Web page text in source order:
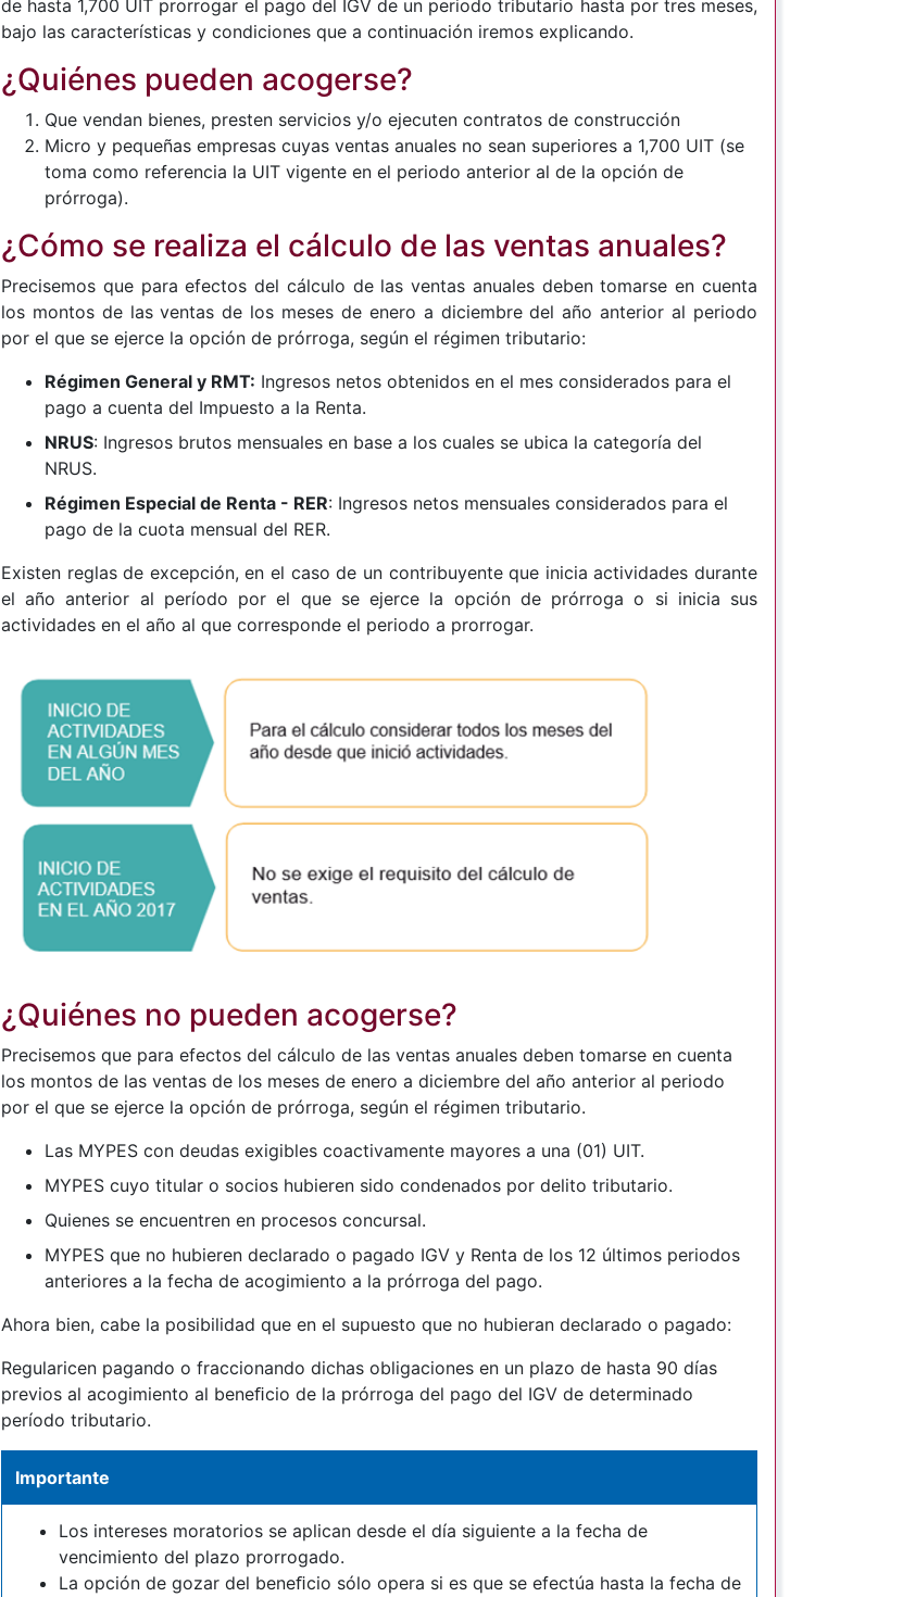
de hasta 1,700 UIT prorrogar el pago del IGV de un periodo tributario hasta por tres meses,
bajo las características y condiciones que a continuación iremos explicando.
¿Quiénes pueden acogerse?
Que vendan bienes, presten servicios y/o ejecuten contratos de construcción
Micro y pequeñas empresas cuyas ventas anuales no sean superiores a 1,700 UIT (se
toma como referencia la UIT vigente en el periodo anterior al de la opción de
prórroga).
¿Cómo se realiza el cálculo de las ventas anuales?
Precisemos que para efectos del cálculo de las ventas anuales deben tomarse en cuenta
los montos de las ventas de los meses de enero a diciembre del año anterior al periodo
por el que se ejerce la opción de prórroga, según el régimen tributario:
Régimen General y RMT: Ingresos netos obtenidos en el mes considerados para el
pago a cuenta del Impuesto a la Renta.
NRUS: Ingresos brutos mensuales en base a los cuales se ubica la categoría del
NRUS.
Régimen Especial de Renta - RER: Ingresos netos mensuales considerados para el
pago de la cuota mensual del RER.
Existen reglas de excepción, en el caso de un contribuyente que inicia actividades durante
el año anterior al período por el que se ejerce la opción de prórroga o si inicia sus
actividades en el año al que corresponde el periodo a prorrogar.
¿Quiénes no pueden acogerse?
Precisemos que para efectos del cálculo de las ventas anuales deben tomarse en cuenta
los montos de las ventas de los meses de enero a diciembre del año anterior al periodo
por el que se ejerce la opción de prórroga, según el régimen tributario.
Las MYPES con deudas exigibles coactivamente mayores a una (01) UIT.
MYPES cuyo titular o socios hubieren sido condenados por delito tributario.
Quienes se encuentren en procesos concursal.
MYPES que no hubieren declarado o pagado IGV y Renta de los 12 últimos periodos
anteriores a la fecha de acogimiento a la prórroga del pago.
Ahora bien, cabe la posibilidad que en el supuesto que no hubieran declarado o pagado:
Regularicen pagando o fraccionando dichas obligaciones en un plazo de hasta 90 días
previos al acogimiento al beneﬁcio de la prórroga del pago del IGV de determinado
período tributario.
Importante
Los intereses moratorios se aplican desde el día siguiente a la fecha de
vencimiento del plazo prorrogado.
La opción de gozar del beneﬁcio sólo opera si es que se efectúa hasta la fecha de